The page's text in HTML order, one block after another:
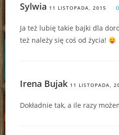
Sylwia 11 LISTOPADA, 2015
Ja też lubię takie bajki dla
też należy się coś od życia!
Irena Bujak 11 LISTOPADA,
Dokładnie tak, a ile razy